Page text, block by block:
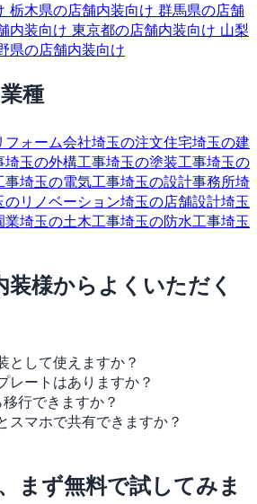
栃木県の店舗内装向け 群馬県の店舗
内装向け 東京都の店舗内装向け 山梨
県の店舗内装向け
種
フォーム会社埼玉の注文住宅埼玉の建
埼玉の外構工事埼玉の塗装工事埼玉の
事埼玉の電気工事埼玉の設計事務所埼
のリノベーション埼玉の店舗設計埼玉
業埼玉の土木工事埼玉の防水工事埼玉
装様からよくいただく
として使えますか？
レートはありますか？
行できますか？
スマホで共有できますか？
まず無料で試してみま